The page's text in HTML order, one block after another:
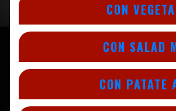
CON
CON SALAD
CON PATATE